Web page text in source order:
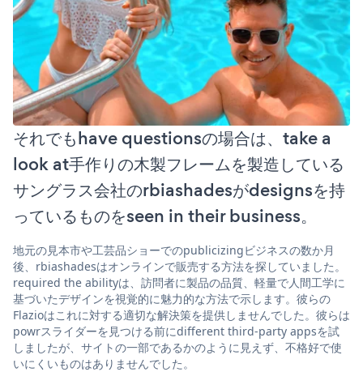
それでもhave questionsの場合は、take a
look at手作りの木製フレームを製造している
サングラス会社のrbiashadesがdesignsを持
っているものをseen in their business。
地元の見本市や工芸品ショーでのpublicizingビジネスの数か月
後、rbiashadesはオンラインで販売する方法を探していました。
required the abilityは、訪問者に製品の品質、軽量で人間工学に
基づいたデザインを視覚的に魅力的な方法で示します。彼らの
Flazioはこれに対する適切な解決策を提供しませんでした。彼らは
powrスライダーを見つける前にdifferent third-party appsを試
しましたが、サイトの一部であるかのように見えず、不格好で使
いにくいものはありませんでした。